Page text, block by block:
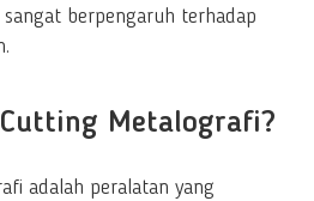
berpengaruh terhadap
Metalografi?
adalah peralatan yang